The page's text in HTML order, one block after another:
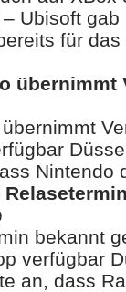
Ubisoft
für
übernimmt
Nintendo
bekannt
verfügbar
an, dass